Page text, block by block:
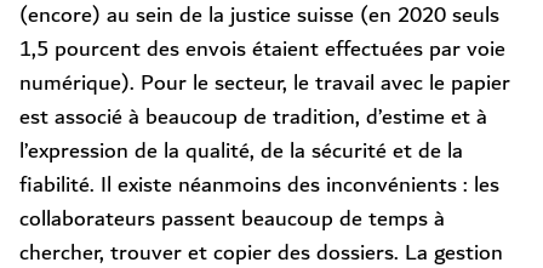
(encore) au sein de la justice suisse (en 2020 seuls
1,5 pourcent des envois étaient effectuées par voie
numérique). Pour le secteur, le travail avec le papier
est associé à beaucoup de tradition, d’estime et à
l’expression de la qualité, de la sécurité et de la
fiabilité. Il existe néanmoins des inconvénients : les
collaborateurs passent beaucoup de temps à
chercher, trouver et copier des dossiers. La gestion